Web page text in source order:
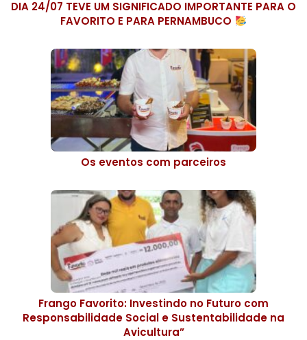
DIA 24/07 TEVE UM SIGNIFICADO IMPORTANTE PARA O
FAVORITO E PARA PERNAMBUCO
Os eventos com parceiros
Frango Favorito: Investindo no Futuro com
Responsabilidade Social e Sustentabilidade na
Avicultura”